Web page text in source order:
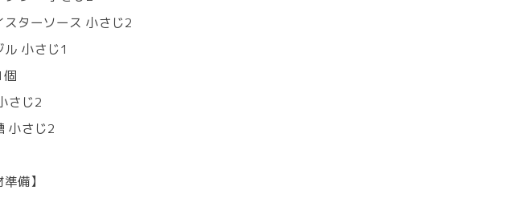
スターソース 小さじ2
ル 小さじ1
個
さじ2
小さじ2
準備】